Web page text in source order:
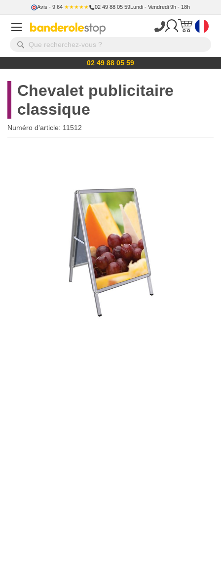
Avis - 9.64 ★★★★★ 02 49 88 05 59Lundi - Vendredi 9h - 18h
02 49 88 05 59
Chevalet publicitaire
classique
Numéro d'article: 11512